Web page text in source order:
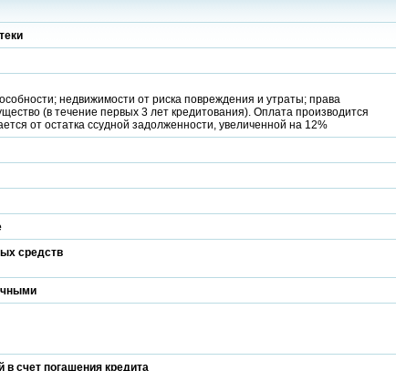
недвижимости от риска повреждения и утраты; права
(в течение первых 3 лет кредитования). Оплата производится
от остатка ссудной задолженности, увеличенной на 12%
средств
в счет погашения кредита